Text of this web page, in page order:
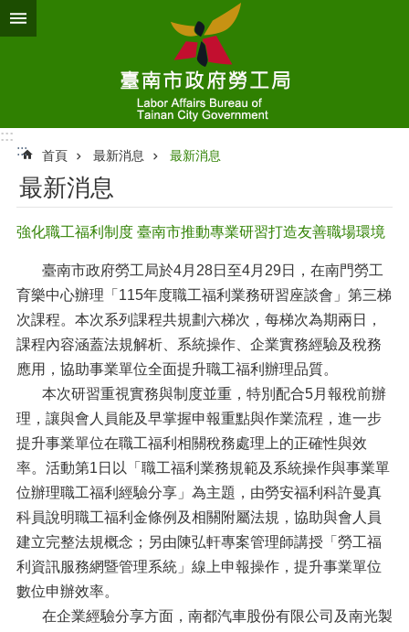
跳到主要內容區塊
:::
:::
首頁 最新消息 最新消息
最新消息
強化職工福利制度 臺南市推動專業研習打造友善職場環境
臺南市政府勞工局於4月28日至4月29日，在南門勞工
育樂中心辦理「115年度職工福利業務研習座談會」第三梯
次課程。本次系列課程共規劃六梯次，每梯次為期兩日，
課程內容涵蓋法規解析、系統操作、企業實務經驗及稅務
應用，協助事業單位全面提升職工福利辦理品質。
本次研習重視實務與制度並重，特別配合5月報稅前辦
理，讓與會人員能及早掌握申報重點與作業流程，進一步
提升事業單位在職工福利相關稅務處理上的正確性與效
率。活動第1日以「職工福利業務規範及系統操作與事業單
位辦理職工福利經驗分享」為主題，由勞安福利科許曼真
科員說明職工福利金條例及相關附屬法規，協助與會人員
建立完整法規概念；另由陳弘軒專案管理師講授「勞工福
利資訊服務網暨管理系統」線上申報操作，提升事業單位
數位申辦效率。
在企業經驗分享方面，南都汽車股份有限公司及南光製